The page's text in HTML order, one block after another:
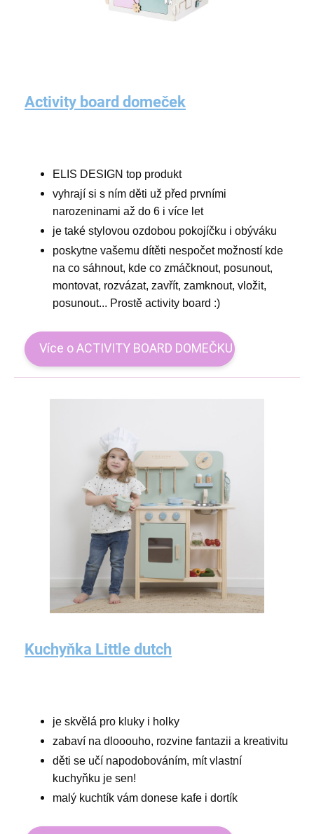
Activity board domeček
ELIS DESIGN top produkt
vyhrají si s ním děti už před prvními
narozeninami až do 6 i více let
je také stylovou ozdobou pokojíčku i obýváku
poskytne vašemu dítěti nespočet možností kde
na co sáhnout, kde co zmáčknout, posunout,
montovat, rozvázat, zavřít, zamknout, vložit,
posunout... Prostě activity board :)
Více o ACTIVITY BOARD DOMEČKU
Kuchyňka Little dutch
je skvělá pro kluky i holky
zabaví na dlooouho, rozvine fantazii a kreativitu
děti se učí napodobováním, mít vlastní
kuchyňku je sen!
malý kuchtík vám donese kafe i dortík